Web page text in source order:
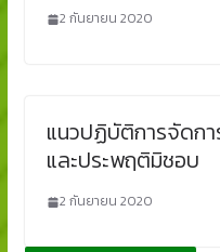
2 กันยายน 2020
แนวปฏิบัติการจัดกา
และประพฤติมิชอบ
2 กันยายน 2020